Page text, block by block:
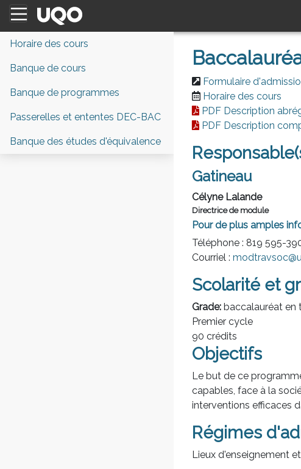
Horaire des cours
Banque de cours
Banque de programmes
Passerelles et ententes DEC-BAC
Banque des études d'équivalence
Formulaire
Horaire des cours
PDF Description
PDF Description
Gatineau
Célyne Lalande
Directrice de module
Pour de plus amples
Téléphone : 819 595-
Courriel :
Scolarité et
Grade: baccalauréat en
Premier cycle
90 crédits
Objectifs
Le but de ce
capables, face à la
interventions efficaces
Régimes
Lieux d'enseignement